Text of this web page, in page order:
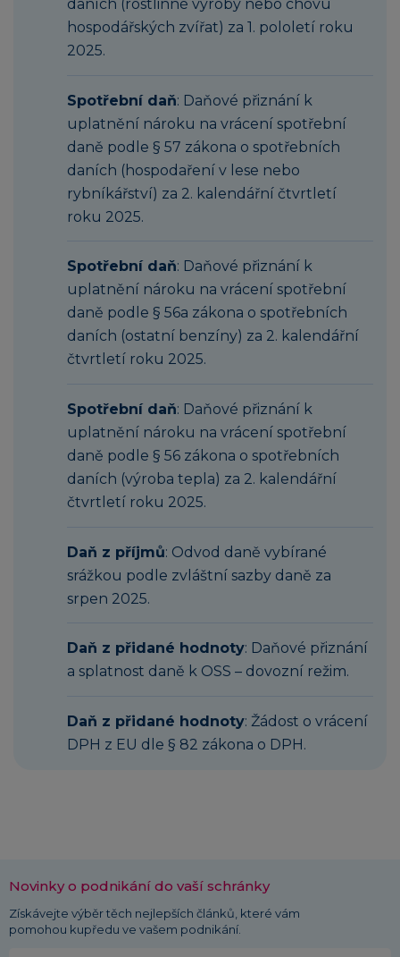
daních (rostlinné výroby nebo chovu
hospodářských zvířat) za 1. pololetí roku
2025.
Spotřební daň: Daňové přiznání k
uplatnění nároku na vrácení spotřební
daně podle § 57 zákona o spotřebních
daních (hospodaření v lese nebo
rybníkářství) za 2. kalendářní čtvrtletí
roku 2025.
Spotřební daň: Daňové přiznání k
uplatnění nároku na vrácení spotřební
daně podle § 56a zákona o spotřebních
daních (ostatní benzíny) za 2. kalendářní
čtvrtletí roku 2025.
Spotřební daň: Daňové přiznání k
uplatnění nároku na vrácení spotřební
daně podle § 56 zákona o spotřebních
daních (výroba tepla) za 2. kalendářní
čtvrtletí roku 2025.
Daň z příjmů: Odvod daně vybírané
srážkou podle zvláštní sazby daně za
srpen 2025.
Daň z přidané hodnoty: Daňové přiznání
a splatnost daně k OSS – dovozní režim.
Daň z přidané hodnoty: Žádost o vrácení
DPH z EU dle § 82 zákona o DPH.
Novinky o podnikání do vaší schránky
Získávejte výběr těch nejlepších článků, které vám
pomohou kupředu ve vašem podnikání.